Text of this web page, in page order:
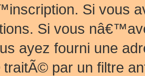
Si vous
Si vous
ayez fourni une
par un filtre